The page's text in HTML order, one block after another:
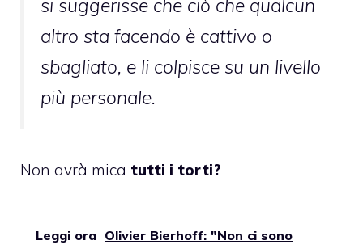
si suggerisse che ciò che qualcun
altro sta facendo è cattivo o
sbagliato, e li colpisce su un livello
più personale.
Non avrà mica tutti i torti?
Leggi ora Olivier Bierhoff: "Non ci sono